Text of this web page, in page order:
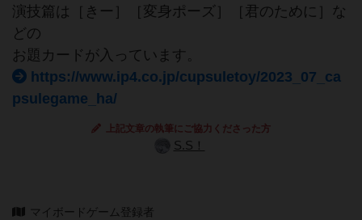
演技篇は［きー］［変身ポーズ］［君のために］な
どの
お題カードが入っています。
https://www.ip4.co.jp/cupsuletoy/2023_07_ca
psulegame_ha/
上記文章の執筆にご協力くださった方
S.S！
マイボードゲーム登録者